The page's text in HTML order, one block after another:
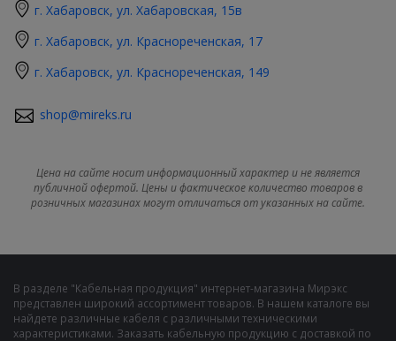
г. Хабаровск, ул. Хабаровская, 15в
г. Хабаровск, ул. Краснореченская, 17
г. Хабаровск, ул. Краснореченская, 149
shop@mireks.ru
Цена на сайте носит информационный характер и не является
публичной офертой. Цены и фактическое количество товаров в
розничных магазинах могут отличаться от указанных на сайте.
В разделе "Кабельная продукция" интернет-магазина Мирэкс
представлен широкий ассортимент товаров. В нашем каталоге вы
найдете различные кабеля с различными техническими
характеристиками. Заказать кабельную продукцию с доставкой по